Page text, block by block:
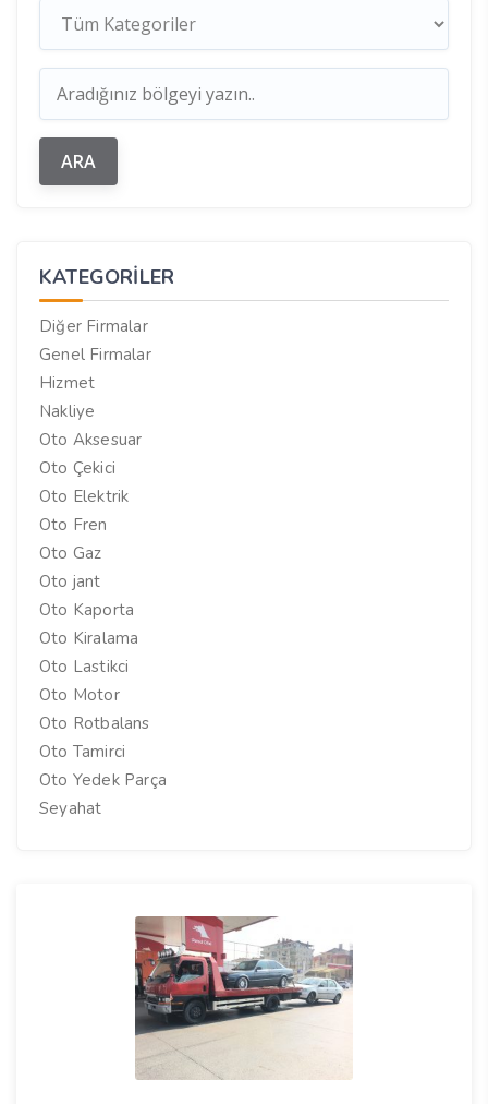
KATEGORILER
Diğer Firmalar
Genel Firmalar
Hizmet
Nakliye
Oto Aksesuar
Oto Çekici
Oto Elektrik
Oto Fren
Oto Gaz
Oto jant
Oto Kaporta
Oto Kiralama
Oto Lastikci
Oto Motor
Oto Rotbalans
Oto Tamirci
Oto Yedek Parça
Seyahat